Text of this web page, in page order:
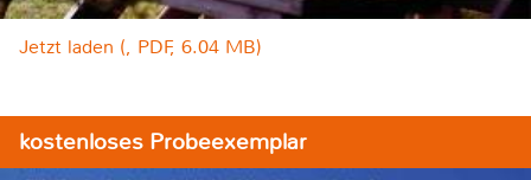
Jetzt laden (, PDF, 6.04 MB)
kostenloses Probeexemplar